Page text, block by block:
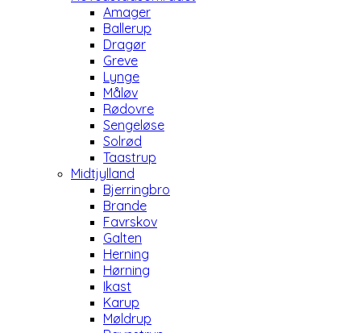
Amager
Ballerup
Dragør
Greve
Lynge
Måløv
Rødovre
Sengeløse
Solrød
Taastrup
Midtjylland
Bjerringbro
Brande
Favrskov
Galten
Herning
Hørning
Ikast
Karup
Møldrup